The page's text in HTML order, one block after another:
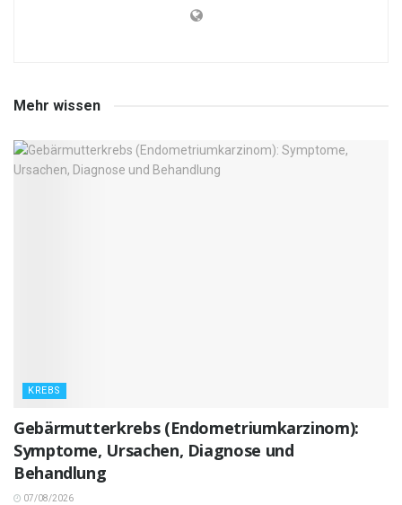
Mehr wissen
KREBS
Gebärmutterkrebs (Endometriumkarzinom):
Symptome, Ursachen, Diagnose und
Behandlung
07/08/2026